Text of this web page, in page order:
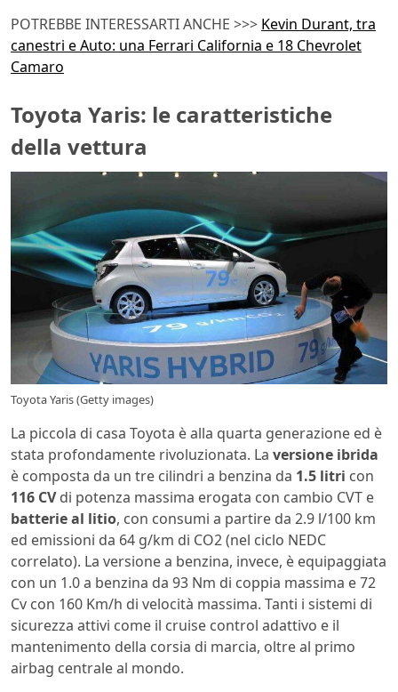
POTREBBE INTERESSARTI ANCHE >>> Kevin Durant, tra
canestri e Auto: una Ferrari California e 18 Chevrolet
Camaro
Toyota Yaris: le caratteristiche
della vettura
Toyota Yaris (Getty images)
La piccola di casa Toyota è alla quarta generazione ed è
stata profondamente rivoluzionata. La versione ibrida
è composta da un tre cilindri a benzina da 1.5 litri con
116 CVdi potenza massima erogata con cambio CVT e
batterie al litio, con consumi a partire da 2.9 l/100 km
ed emissioni da 64 g/km di CO2 (nel ciclo NEDC
correlato). La versione a benzina, invece, è equipaggiata
con un 1.0 a benzina da 93 Nm di coppia massima e 72
Cv con 160 Km/h di velocità massima. Tanti i sistemi di
sicurezza attivi come il cruise control adattivo e il
mantenimento della corsia di marcia, oltre al primo
airbag centrale al mondo.